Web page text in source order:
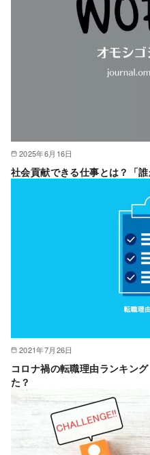
2025年6月16日
社会貢献できる仕事とは？「
2021年7月26日
コロナ禍の転職理由ランキン
た？